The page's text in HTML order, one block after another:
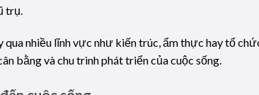
trụ.
nhiều lĩnh vực như kiến trúc, ẩm thực hay tổ
bằng và chu trình phát triển của cuộc sống.